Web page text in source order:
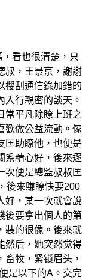
看也很清楚，只
叔，王景京，謝謝
搜刮通信錄加錯的
入行親密的談天。
常平凡除瞭上班之
歡做公益流動。傢
匡助瞭他，也便是
系精心好，後來逐
次便是總監叔叔匡
後來賺瞭快要200
好，某一次就會說
後要拿出個人的第
裝的很像。後來就
然后，她突然觉得
牧，紧锁眉头，
是以下的A。交完